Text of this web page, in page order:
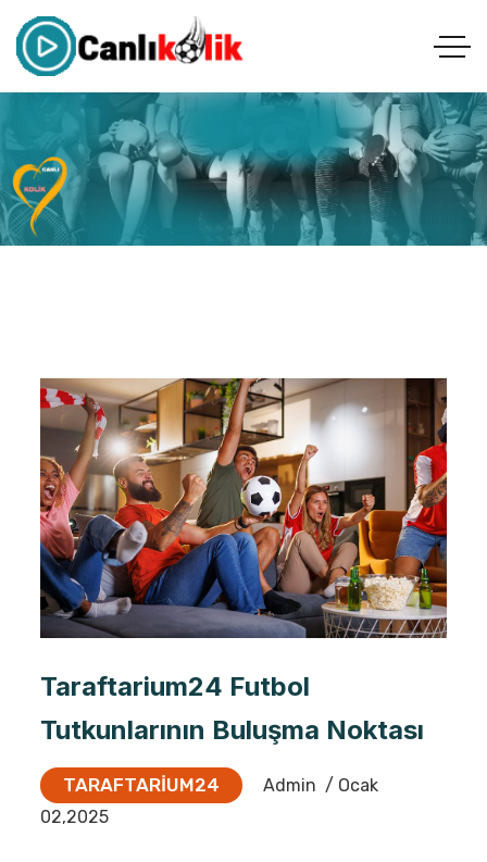
Taraftarium24 Futbol
Tutkunlarının Buluşma Noktası
TARAFTARIUM24 Admin / Ocak
02,2025